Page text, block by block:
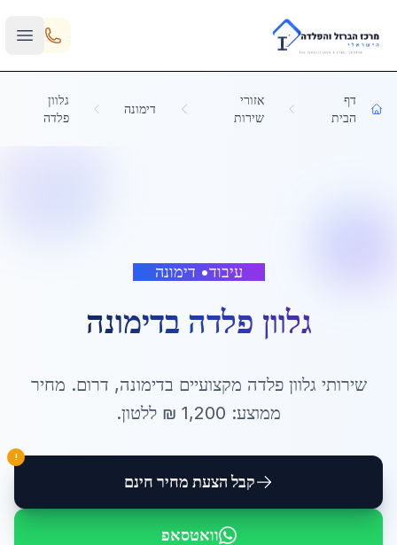
Skip to main content
דף
הבית
אזורי
שירות
דימונה
גלוון
פלדה
עיבוד• דימונה
גלוון פלדה בדימונה
שירותי גלוון פלדה מקצועיים בדימונה, דרום. מחיר
ממוצע: 1,200 ₪ ללטון.
קבל הצעת מחיר חינם
!
וואטסאפ